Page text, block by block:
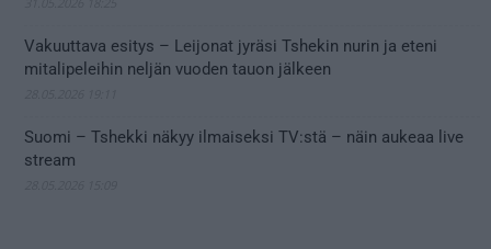
Vakuuttava esitys – Leijonat jyräsi Tshekin nurin ja eteni
mitalipeleihin neljän vuoden tauon jälkeen
Suomi – Tshekki näkyy ilmaiseksi TV:stä – näin aukeaa live
stream